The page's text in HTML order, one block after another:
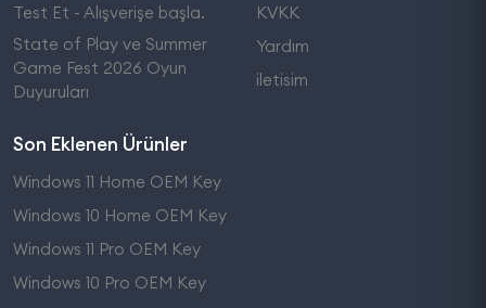
Test Et - Alışverişe başla.
State of Play ve Summer
Game Fest 2026 Oyun
Duyuruları
KVKK
Yardım
iletisim
Son Eklenen Ürünler
Windows 11 Home OEM Key
Windows 10 Home OEM Key
Windows 11 Pro OEM Key
Windows 10 Pro OEM Key